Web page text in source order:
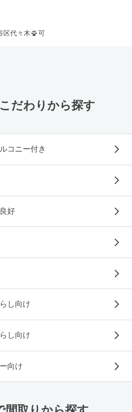
区代々木 可
だわりから探す
コニー付き
好
し向け
し向け
向け